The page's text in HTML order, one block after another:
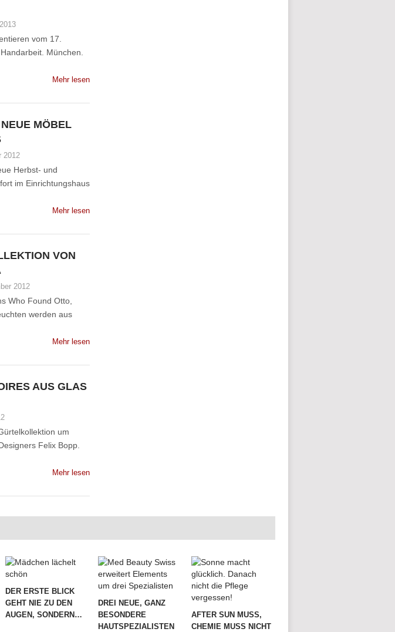
vom 17.
München.
Mehr lesen
MÖBEL
2012
Herbst- und
im Einrichtungshaus
Mehr lesen
VON
2012
Who Found Otto,
werden aus
Mehr lesen
AUS GLAS
um
Felix Bopp.
Mehr lesen
DER ERSTE BLICK
GEHT NIE ZU DEN
AUGEN, SONDERN…
DREI NEUE, GANZ
BESONDERE
HAUTSPEZIALISTEN
AFTER SUN MUSS,
CHEMIE MUSS NICHT